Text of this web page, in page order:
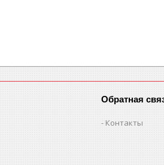
Обратная
Контакты